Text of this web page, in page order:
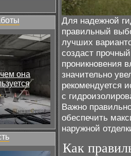
она
Для надежной
правильный
лучших
создаст
проникновения
значительно
рекомендуется
с
Важно
обеспечить
наружной
Как